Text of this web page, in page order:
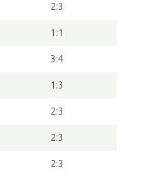
2:3
1:1
3:4
1:3
2:3
2:3
2:3